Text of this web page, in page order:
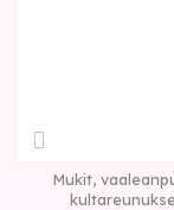
Mukit,